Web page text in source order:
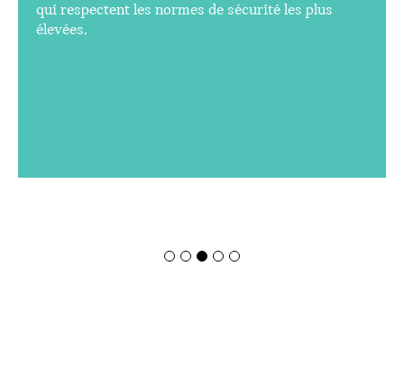
qui respectent les normes de sécurité les plus
élevées.